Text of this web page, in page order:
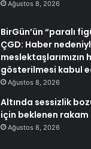
Ağustos 8, 2026
BirGün’ün “paralı
ÇGD: Haber
meslektaşlarımızın
gösterilmesi kabul
Ağustos 8, 2026
Altında sessizlik
için beklenen rakam
Ağustos 8, 2026